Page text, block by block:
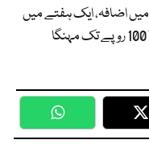
اضافہ، ایک ہفتے میں
WhatsApp